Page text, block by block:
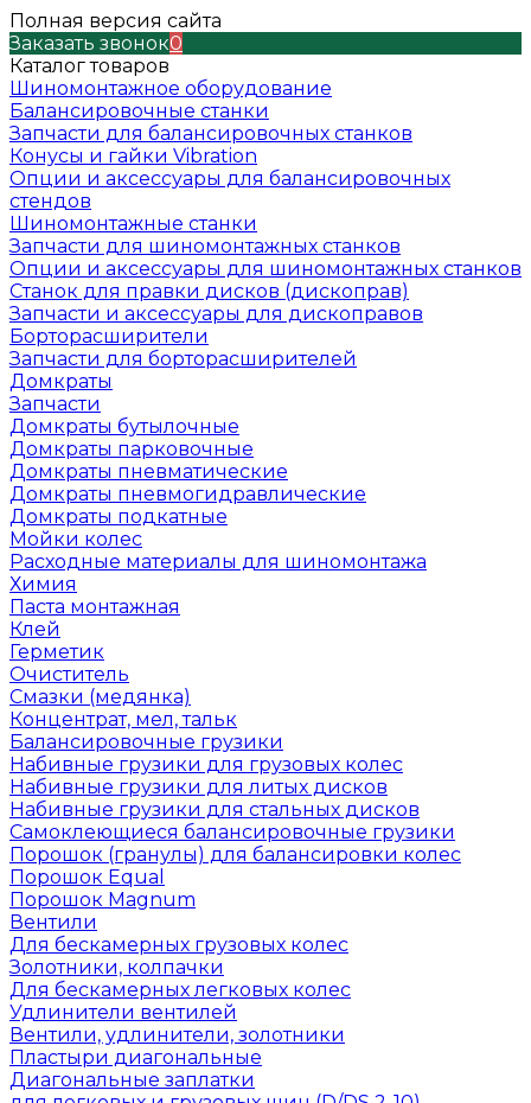
Полная версия сайта
Заказать звонок0
Каталог товаров
Шиномонтажное оборудование
Балансировочные станки
Запчасти для балансировочных станков
Конусы и гайки Vibration
Опции и аксессуары для балансировочных
стендов
Шиномонтажные станки
Запчасти для шиномонтажных станков
Опции и аксессуары для шиномонтажных станков
Станок для правки дисков (дископрав)
Запчасти и аксессуары для дископравов
Борторасширители
Запчасти для борторасширителей
Домкраты
Запчасти
Домкраты бутылочные
Домкраты парковочные
Домкраты пневматические
Домкраты пневмогидравлические
Домкраты подкатные
Мойки колес
Расходные материалы для шиномонтажа
Химия
Паста монтажная
Клей
Герметик
Очиститель
Смазки (медянка)
Концентрат, мел, тальк
Балансировочные грузики
Набивные грузики для грузовых колес
Набивные грузики для литых дисков
Набивные грузики для стальных дисков
Самоклеющиеся балансировочные грузики
Порошок (гранулы) для балансировки колес
Порошок Equal
Порошок Magnum
Вентили
Для бескамерных грузовых колес
Золотники, колпачки
Для бескамерных легковых колес
Удлинители вентилей
Вентили, удлинители, золотники
Пластыри диагональные
Диагональные заплатки